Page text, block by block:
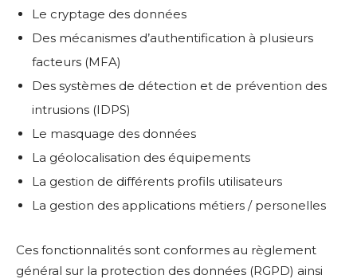
Le cryptage des données
Des mécanismes d’authentification à plusieurs
facteurs (MFA)
Des systèmes de détection et de prévention des
intrusions (IDPS)
Le masquage des données
La géolocalisation des équipements
La gestion de différents profils utilisateurs
La gestion des applications métiers / personelles
Ces fonctionnalités sont conformes au règlement
général sur la protection des données (RGPD) ainsi